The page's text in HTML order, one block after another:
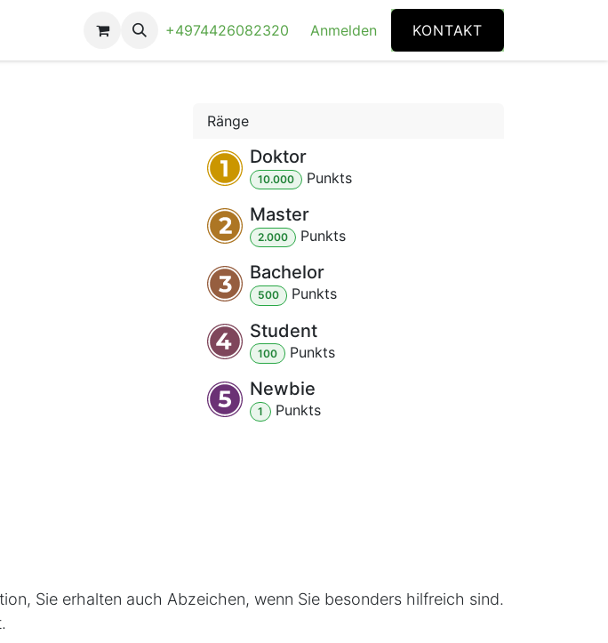
+4974426082320 Anmelden KONTAKT
Ränge
Doktor
10.000 Punkts
Master
2.000 Punkts
Bachelor
500 Punkts
Student
100 Punkts
Newbie
1 Punkts
Sie erhalten auch Abzeichen, wenn Sie besonders hilfreich sind.